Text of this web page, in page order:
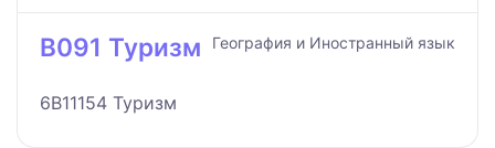
B091 Туризм География и Иностранный язык
6B11154 Туризм